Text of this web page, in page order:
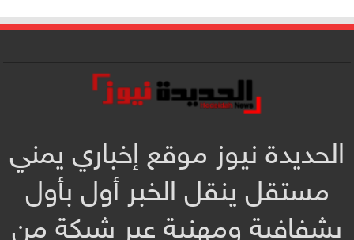
الحديدة نيوز موقع إخباري يمني
مستقل ينقل الخبر أول بأول
بشفافية ومهنية عبر شبكة من